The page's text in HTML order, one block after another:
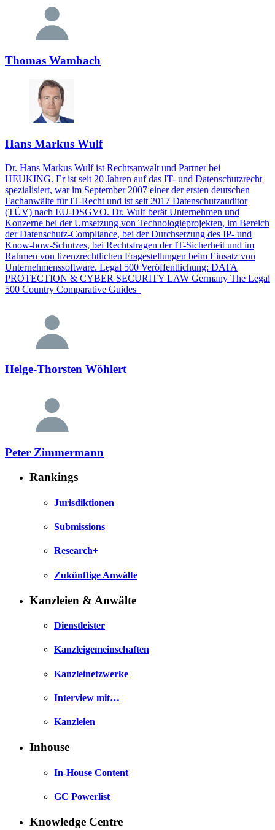
Thomas Wambach
Hans Markus Wulf
Dr. Hans Markus Wulf ist Rechtsanwalt und Partner bei
HEUKING. Er ist seit 20 Jahren auf das IT- und Datenschutzrecht
spezialisiert, war im September 2007 einer der ersten deutschen
Fachanwälte für IT-Recht und ist seit 2017 Datenschutzauditor
(TÜV) nach EU-DSGVO. Dr. Wulf berät Unternehmen und
Konzerne bei der Umsetzung von Technologieprojekten, im Bereich
der Datenschutz-Compliance, bei der Durchsetzung des IP- und
Know-how-Schutzes, bei Rechtsfragen der IT-Sicherheit und im
Rahmen von lizenzrechtlichen Fragestellungen beim Einsatz von
Unternehmenssoftware. Legal 500 Veröffentlichung: DATA
PROTECTION & CYBER SECURITY LAW Germany The Legal
500 Country Comparative Guides
Helge-Thorsten Wöhlert
Peter Zimmermann
Rankings
Jurisdiktionen
Submissions
Research+
Zukünftige Anwälte
Kanzleien & Anwälte
Dienstleister
Kanzleigemeinschaften
Kanzleinetzwerke
Interview mit…
Kanzleien
Inhouse
In-House Content
GC Powerlist
Knowledge Centre